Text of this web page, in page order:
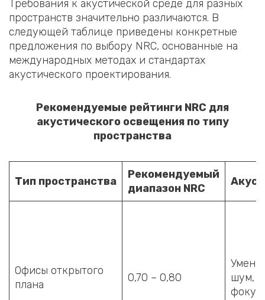
Требования к акустической среде для разных
пространств значительно различаются. В
следующей таблице приведены конкретные
предложения по выбору NRC, основанные на
международных методах и стандартах
акустического проектирования.
Рекомендуемые рейтинги NRC для
акустического освещения по типу
пространства
Тип пространства
Рекомендуемый
диапазон NRC
Офисы открытого
плана
0,70 – 0,80
шум,
фокус